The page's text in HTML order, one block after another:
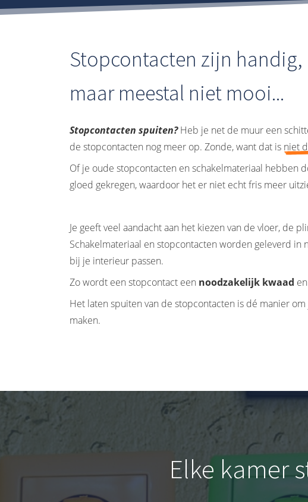
Stopcontacten zijn handig,
maar meestal niet mooi...
Stopcontacten spuiten?Heb je net de muur een
de stopcontacten nog meer op. Zonde, want dat is niet
Of je oude stopcontacten en schakelmateriaal hebben
gloed gekregen, waardoor het er niet echt fris meer
Je geeft veel aandacht aan het kiezen van de vloer, de
Schakelmateriaal en stopcontacten worden geleverd in
bij je interieur passen.
Zo wordt een stopcontact een noodzakelijk kwaad
Het laten spuiten van de stopcontacten is dé manier
maken.
Elke kamer